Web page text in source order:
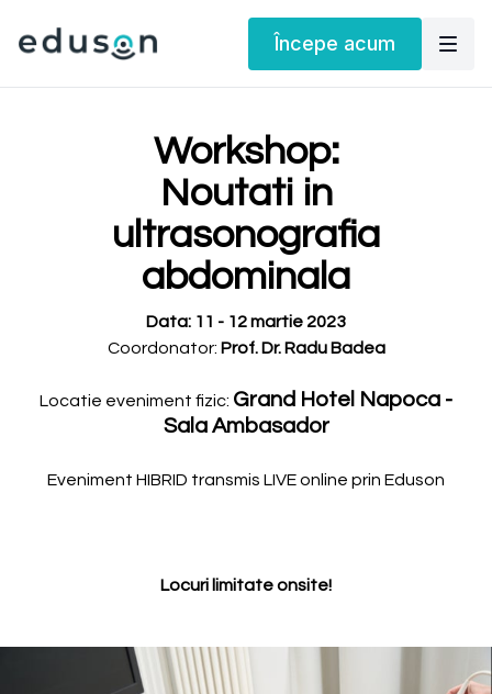
Începe acum
Workshop:
Noutati in
ultrasonografia
abdominala
Data: 11 - 12 martie 2023
Coordonator: Prof. Dr. Radu Badea
Locatie eveniment fizic: Grand Hotel Napoca -
Sala Ambasador
Eveniment HIBRID transmis LIVE online prin Eduson
Locuri limitate onsite!